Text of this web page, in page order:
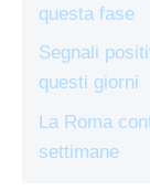
questa fase
Segnali
questi giorni
La Roma
settimane